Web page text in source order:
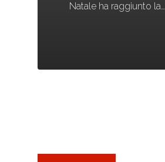
Natale ha raggiunto la…